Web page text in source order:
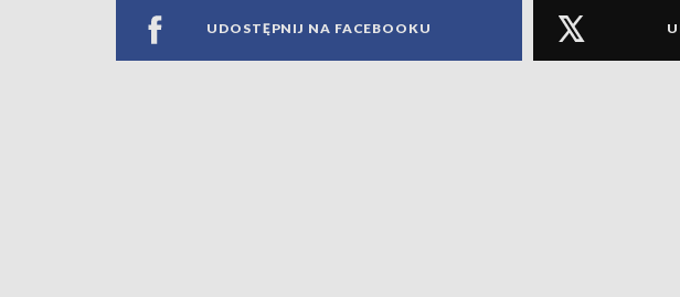
UDOSTĘPNIJ NA FACEBOOKU